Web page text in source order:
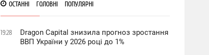
ОСТАННІ ГОЛОВНІ ПОПУЛЯРНІ
19:28
Dragon Capital знизила прогноз зростання
ВВП України у 2026 році до 1%